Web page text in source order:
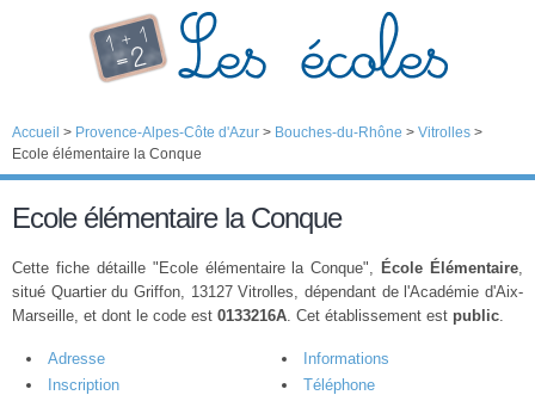
Accueil > Provence-Alpes-Côte d'Azur > Bouches-du-Rhône > Vitrolles >
Ecole élémentaire la Conque
Ecole élémentaire la Conque
Cette fiche détaille "Ecole élémentaire la Conque", École Élémentaire,
situé Quartier du Griffon, 13127 Vitrolles, dépendant de l'Académie d'Aix-
Marseille, et dont le code est 0133216A. Cet établissement est public.
Adresse
Informations
Inscription
Téléphone